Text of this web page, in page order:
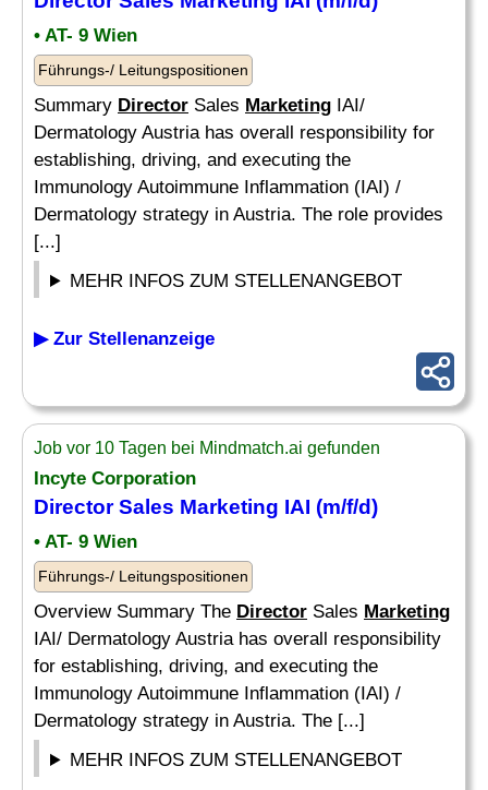
• AT- 9 Wien
Führungs-/ Leitungspositionen
Summary Director Sales Marketing IAI/
Dermatology Austria has overall responsibility for
establishing, driving, and executing the
Immunology Autoimmune Inflammation (IAI) /
Dermatology strategy in Austria. The role provides
[...]
MEHR INFOS ZUM STELLENANGEBOT
▶ Zur Stellenanzeige
Job vor 10 Tagen bei Mindmatch.ai gefunden
Incyte Corporation
DirectorSales Marketing IAI (m/f/d)
• AT- 9 Wien
Führungs-/ Leitungspositionen
Overview Summary The Director Sales Marketing
IAI/ Dermatology Austria has overall responsibility
for establishing, driving, and executing the
Immunology Autoimmune Inflammation (IAI) /
Dermatology strategy in Austria. The [...]
MEHR INFOS ZUM STELLENANGEBOT